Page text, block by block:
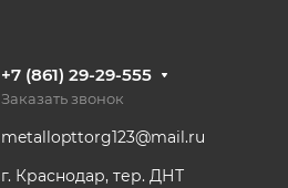
+7 (861) 29-29-555
Заказать звонок
metallopttorg123@mail.ru
г. Краснодар, тер. ДНТ